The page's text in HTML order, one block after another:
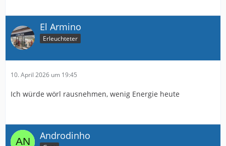
El Armino
Erleuchteter
10. April 2026 um 19:45
Ich würde wörl rausnehmen, wenig Energie heute
Androdinho